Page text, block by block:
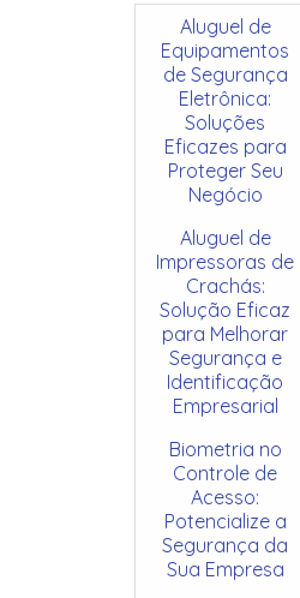
Aluguel de
Equipamentos
de Segurança
Eletrônica:
Soluções
Eficazes para
Proteger Seu
Negócio
Aluguel de
Impressoras de
Crachás:
Solução Eficaz
para Melhorar
Segurança e
Identificação
Empresarial
Biometria no
Controle de
Acesso:
Potencialize a
Segurança da
Sua Empresa